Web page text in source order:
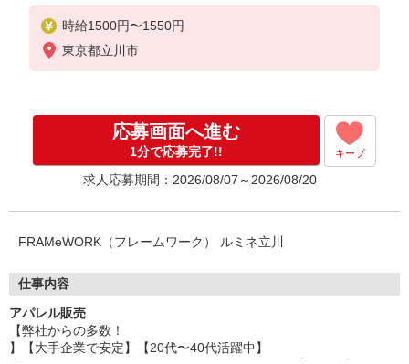
時給1500円〜1550円
東京都立川市
応募画面へ進む
1分で応募完了!! キープ
求人応募期間：2026/08/07～2026/08/20
FRAMeWORK（フレームワーク） ルミネ立川
仕事内容
アパレル販売
【弊社からの多数！
】【大手企業で安定】【20代〜40代活躍中】